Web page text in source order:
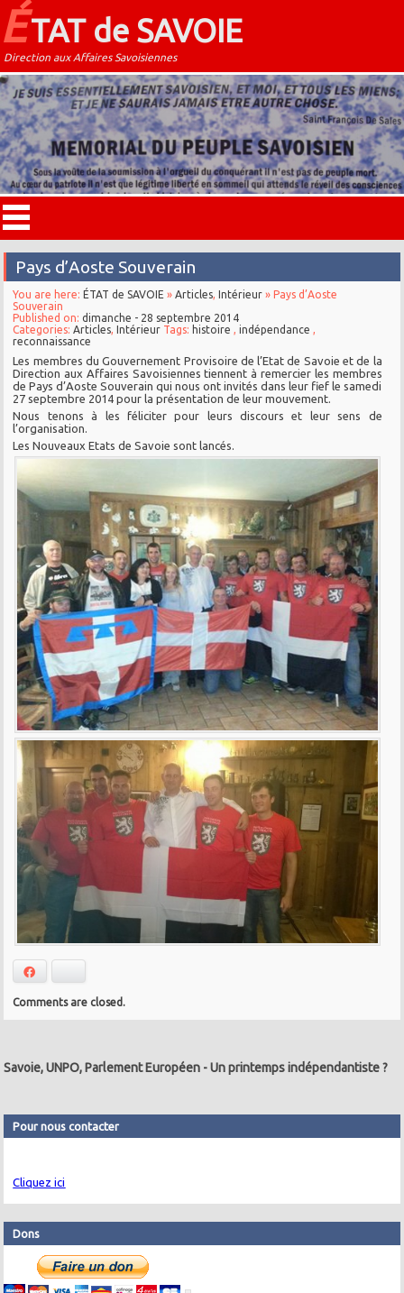
ÉTAT de SAVOIE
Direction aux Affaires Savoisiennes
Pays d’Aoste Souverain
You are here: ÉTAT de SAVOIE »Articles, Intérieur » Pays d’Aoste
Souverain
Published on:dimanche - 28 septembre 2014
Categories:Articles, Intérieur Tags: histoire ,indépendance ,
reconnaissance
Les membres du Gouvernement Provisoire de l’Etat de Savoie et de la
Direction aux Affaires Savoisiennes tiennent à remercier les membres
de Pays d’Aoste Souverain qui nous ont invités dans leur fief le samedi
27 septembre 2014 pour la présentation de leur mouvement.
Nous tenons à les féliciter pour leurs discours et leur sens de
l’organisation.
Les Nouveaux Etats de Savoie sont lancés.
Comments are closed.
Savoie, UNPO, Parlement Européen -Un printemps indépendantiste ?
Pour nous contacter
Cliquez ici
Dons